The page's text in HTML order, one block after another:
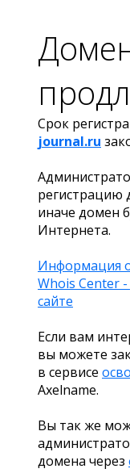
Срок
journal.ru
регистрацию
иначе домен
Интернета.
Информация
Whois Center
сайте
Если вам
вы можете
в сервисе
Axelname.
Вы так же
домена через